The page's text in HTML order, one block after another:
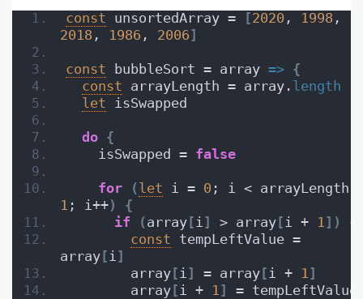
const unsortedArray = [2020 , 1998
2018 , 1986 , 2006]
const bubbleSort = array => {
const arrayLength = array. length
let isSwapped
do {
    isSwapped =
false
for (let i = 0
1 ; i++)
{
if
(array[ i ] > array[ i + 1 ] )
{
const tempLeftValue =
array[ i ]
        array
[ i ] = array[ i + 1 ]
        array
[ i + 1 ] = tempLeftValue